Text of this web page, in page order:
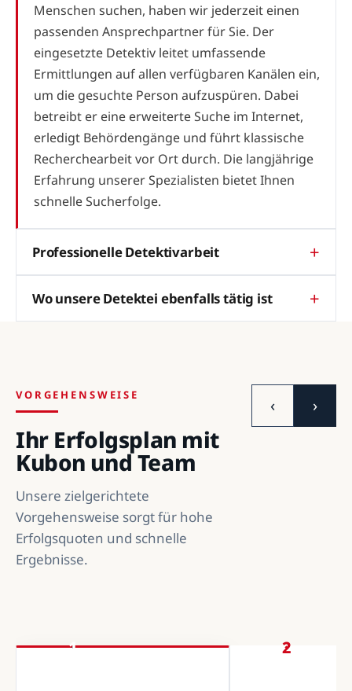
Menschen suchen, haben wir jederzeit einen
passenden Ansprechpartner für Sie. Der
eingesetzte Detektiv leitet umfassende
Ermittlungen auf allen verfügbaren Kanälen ein,
um die gesuchte Person aufzuspüren. Dabei
betreibt er eine erweiterte Suche im Internet,
erledigt Behördengänge und führt klassische
Recherchearbeit vor Ort durch. Die langjährige
Erfahrung unserer Spezialisten bietet Ihnen
schnelle Sucherfolge.
Professionelle Detektivarbeit
Wo unsere Detektei ebenfalls tätig ist
VORGEHENSWEISE
Ihr Erfolgsplan mit
Kubon und Team
Unsere zielgerichtete
Vorgehensweise sorgt für hohe
Erfolgsquoten und schnelle
Ergebnisse.
‹ ›
1 2